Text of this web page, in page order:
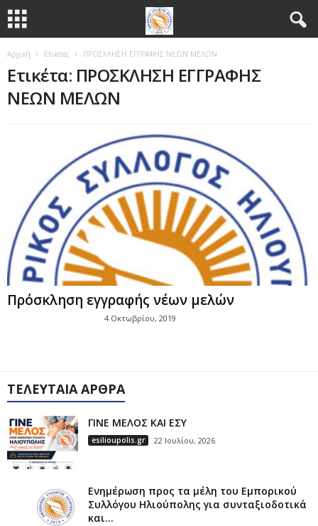
Αρχική Ετικέτες ΠΡΟΣΚΛΗΣΗ ΕΓΓΡΑΦΗΣ ΝΕΩΝ ΜΕΛΩΝ
Ετικέτα: ΠΡΟΣΚΛΗΣΗ ΕΓΓΡΑΦΗΣ
ΝΕΩΝ ΜΕΛΩΝ
Πρόσκληση εγγραφής νέων μελών
4 Οκτωβρίου, 2019
ΤΕΛΕΥΤΑΊΑ ΆΡΘΡΑ
ΓΙΝΕ ΜΕΛΟΣ ΚΑΙ ΕΣΥ
esilioupolis.gr 22 Ιουλίου, 2026
Ενημέρωση προς τα μέλη του Εμπορικού
Συλλόγου Ηλιούπολης για συνταξιοδοτικά
και...